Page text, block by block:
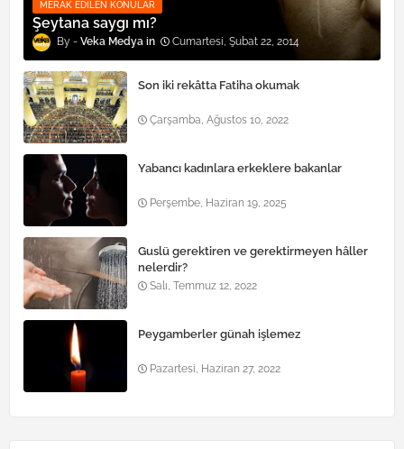
MERAK EDILEN KONULAR
Şeytana saygı mı?
Veka Medya Cumartesi, Şubat 22, 2014
Son iki rekâtta Fatiha okumak
Çarşamba, Ağustos 10, 2022
Yabancı kadınlara erkeklere bakanlar
Perşembe, Haziran 19, 2025
Guslü gerektiren ve gerektirmeyen hâller
nelerdir?
Salı, Temmuz 12, 2022
Peygamberler günah işlemez
Pazartesi, Haziran 27, 2022